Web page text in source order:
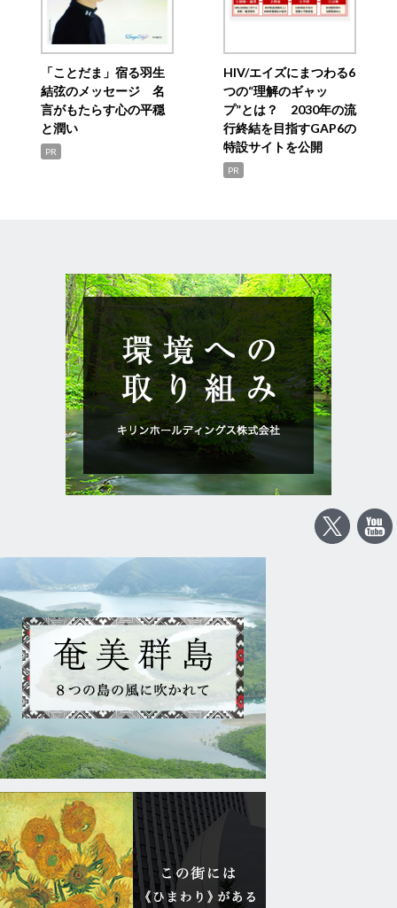
「ことだま」宿る羽生
結弦のメッセージ 名
言がもたらす心の平穏
と潤い
PR
HIV/エイズにまつわる6
つの“理解のギャッ
プ”とは？ 2030年の流
行終結を目指すGAP6の
特設サイトを公開
PR